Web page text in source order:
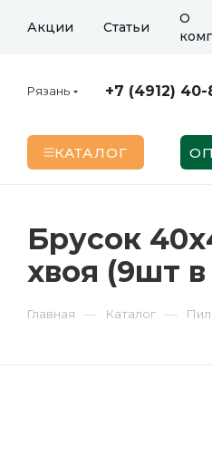
Акции Статьи
О
Рязань +7 (4912)
КАТАЛОГ
Брусок
хвоя (9шт в
Главная — Каталог —